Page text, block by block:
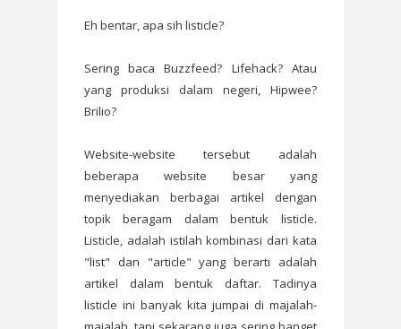
Eh bentar, apa sih listicle?
Sering baca Buzzfeed? Lifehack? Atau
yang produksi dalam negeri, Hipwee?
Brilio?
Website-website tersebut adalah
beberapa website besar yang
menyediakan berbagai artikel dengan
topik beragam dalam bentuk listicle.
Listicle, adalah istilah kombinasi dari kata
"list" dan "article" yang berarti adalah
artikel dalam bentuk daftar. Tadinya
listicle ini banyak kita jumpai di majalah-